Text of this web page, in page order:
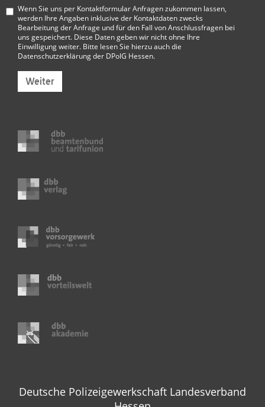
Wenn Sie uns per Kontaktformular Anfragen zukommen lassen,
werden Ihre Angaben inklusive der Kontaktdaten zwecks
Bearbeitung der Anfrage und für den Fall von Anschlussfragen bei
uns gespeichert. Diese Daten geben wir nicht ohne Ihre
Einwilligung weiter. Bitte lesen Sie hierzu auch die
Datenschutzerklärung der DPolG Hessen.
Weiter
Deutsche Polizeigewerkschaft Landesverband